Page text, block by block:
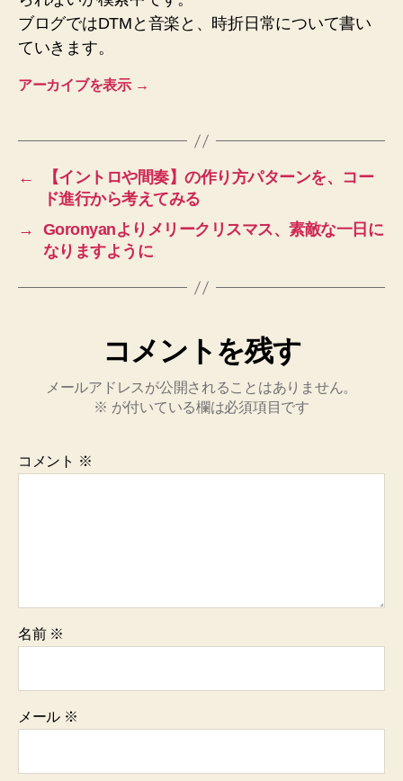
ブログではDTMと音楽と、時折日常について書い
ていきます。
アーカイブを表示 →
←
【イントロや間奏】の作り方パターンを、コー
ド進行から考えてみる
→
Goronyanよりメリークリスマス、素敵な一日に
なりますように
コメントを残す
メールアドレスが公開されることはありません。
※ が付いている欄は必須項目です
コメント ※
名前 ※
メール ※